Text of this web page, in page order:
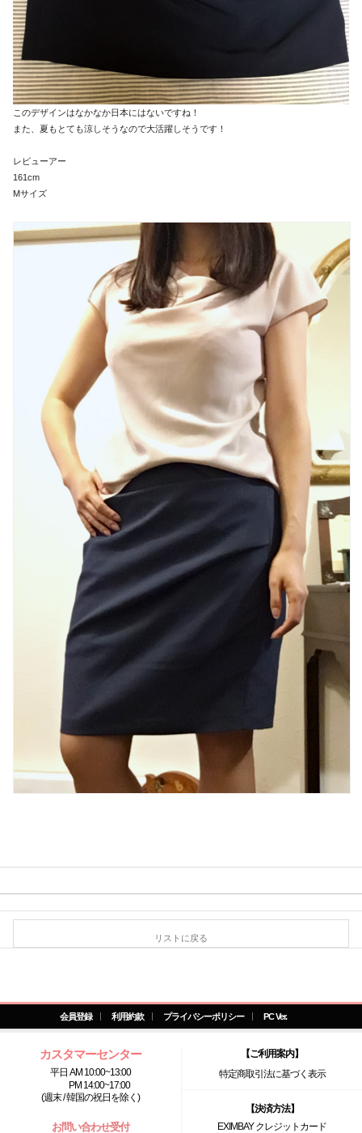
このデザインはなかなか日本にはないですね！
また、夏もとても涼しそうなので大活躍しそうです！
レビューアー
161cm
Mサイズ
リストに戻る
会員登録 利用約款 プライバシーポリシー PC Ver.
カスタマーセンター
平日 AM 10:00~13:00
PM 14:00~17:00
(週末 / 韓国の祝日を除く)
お問い合わせ受付
【ご利用案内】
特定商取引法に基づく表示
【決済方法】
EXIMBAY クレジットカード